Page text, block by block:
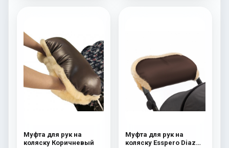
Муфта для рук на
коляску Коричневый
Муфта для рук на
коляску Esspero Diaz